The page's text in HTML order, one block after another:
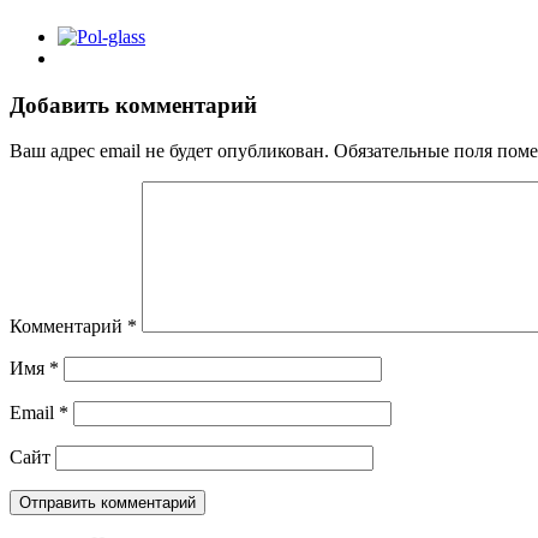
Добавить комментарий
Ваш адрес email не будет опубликован. Обязательные поля
Комментарий *
Имя *
Email *
Сайт